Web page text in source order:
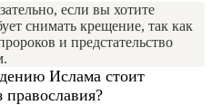
если вы хотите
снимать крещение, так как
и предстательство
Ислама стоит
православия?